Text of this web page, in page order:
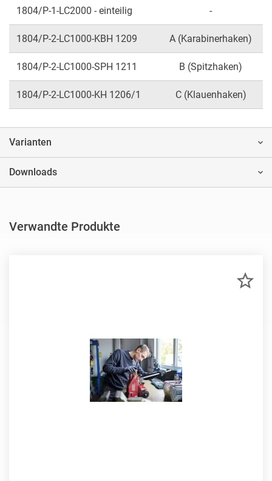
1804/P-1-LC2000 - einteilig -
1804/P-2-LC1000-KBH 1209 A (Karabinerhaken)
1804/P-2-LC1000-SPH 1211 B (Spitzhaken)
1804/P-2-LC1000-KH 1206/1 C (Klauenhaken)
Varianten
Downloads
Verwandte Produkte